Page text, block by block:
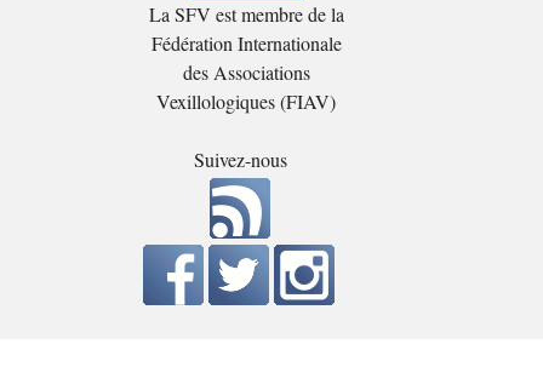
La SFV est membre de la
Fédération Internationale
des Associations
Vexillologiques (FIAV)
Suivez-nous